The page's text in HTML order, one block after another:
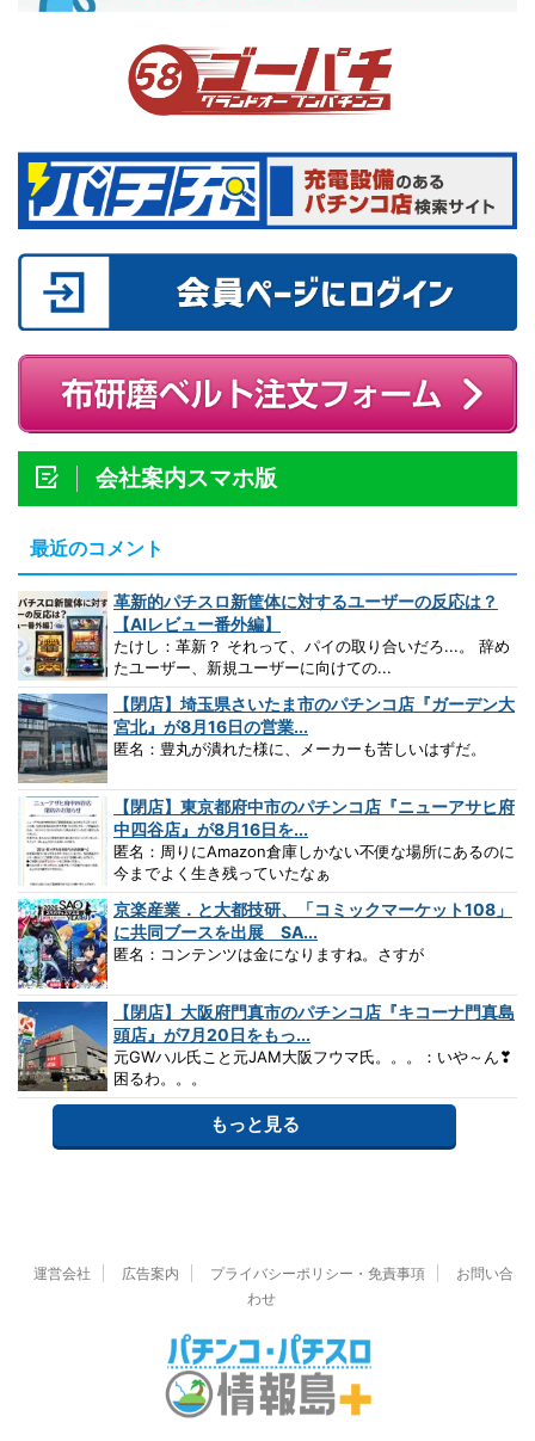
会社案内スマホ版
最近のコメント
革新的パチスロ新筐体に対するユーザーの反応は？
【AIレビュー番外編】
たけし：革新？ それって、パイの取り合いだろ...。 辞め
たユーザー、新規ユーザーに向けての...
【閉店】埼玉県さいたま市のパチンコ店『ガーデン大
宮北』が8月16日の営業...
匿名：豊丸が潰れた様に、メーカーも苦しいはずだ。
【閉店】東京都府中市のパチンコ店『ニューアサヒ府
中四谷店』が8月16日を...
匿名：周りにAmazon倉庫しかない不便な場所にあるのに
今までよく生き残っていたなぁ
京楽産業．と大都技研、「コミックマーケット108」
に共同ブースを出展 SA...
匿名：コンテンツは金になりますね。さすが
【閉店】大阪府門真市のパチンコ店『キコーナ門真島
頭店』が7月20日をもっ...
元GWハル氏こと元JAM大阪フウマ氏。。。：いや～ん❣
困るわ。。。
もっと見る
運営会社 広告案内 プライバシーポリシー・免責事項
お問い合
わせ